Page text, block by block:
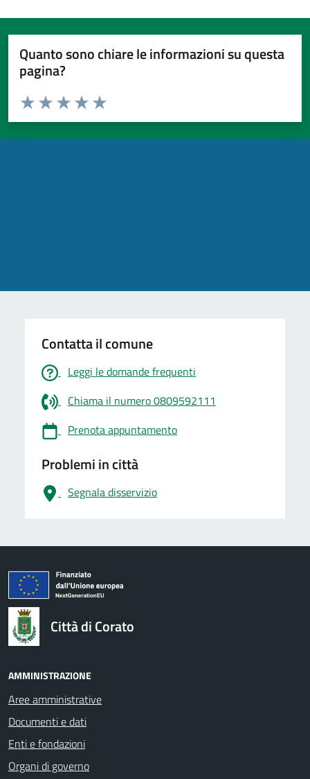
Quanto sono chiare le informazioni su questa
pagina?
Valuta da 1 a 5 stelle la pagina
Valuta 5 stelle su 5
Valuta 4 stelle su 5
Valuta 3 stelle su 5
Valuta 2 stelle su 5
Valuta 1 stelle su 5
Contatta il comune
Leggi le domande frequenti
Chiama il numero 0809592111
Prenota appuntamento
Problemi in città
Segnala disservizio
logo Unione Europea
Città di Corato
AMMINISTRAZIONE
Aree amministrative
Documenti e dati
Enti e fondazioni
Organi di governo